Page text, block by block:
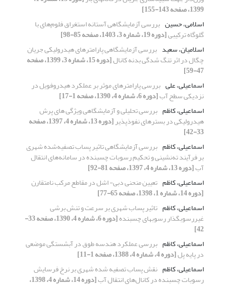
1399، صفحه 143-155]
اسلامی، حسین بررسی آزمایشگاهی آستانه استغراق فلوم‌های با
گلوگاه ترکیبی[دوره 19، شماره 3، 1403، صفحه 85-98]
اسلامیان، سعید بررسی آزمایشگاهی پارامترهای هیدرولیکی جریان
چگال در اثر تنگ شدگی بدنه کانال [دوره 15، شماره 3، 1399، صفحه
47-59]
اسماعیلی، علی بررسی پارامترهای موثر بر عملکرد هیدروفویل در
نزدیکی سطح آب[دوره 6، شماره 4، 1390، صفحه 1-17]
اسماعیلی، کاظم بررسی تحلیلی و آزمایشگاهی ویژگی های پرش
هیدرولیکی در بسترهای نفوذپذیر [دوره 13، شماره 4، 1397، صفحه
33-42]
اسماعیلی، کاظم بررسی آزمایشگاهی تاثیر پساب تصفیه‌شده شهری
بر فرآیند ته‌نشینی و تحکیم رسوبات چسبنده در سامانه‌های انتقال
آب[دوره 13، شماره 4، 1397، صفحه 81-92]
اسماعیلی، کاظم تعیین منحنی دبی- اشل در مقاطع مرکب نامتقارن
[دوره 14، شماره 1، 1398، صفحه 65-77]
اسماعیلی، کاظم تاثیر پساب شهری بر سرعت و تنش برشی
غیررسوبگذار رسوبهای چسبنده [دوره 6، شماره 4، 1390، صفحه 33-
42]
اسماعیلی، کاظم بررسی عملکرد هندسه طوق در آبشستگی موضعی
در پایه پل[دوره 4، شماره 4، 1388، صفحه 1-11]
اسماعیلی، کاظم نقش پساب تصفیه شده شهری بر نرخ فرسایش
رسوبات چسبنده در کانال‌های انتقال آب [دوره 14، شماره 4، 1398،